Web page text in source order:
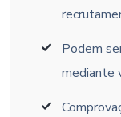
Podem
mediante